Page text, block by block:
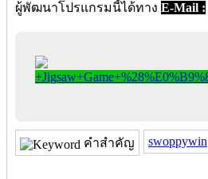
ผู้พัฒนาโปรแกรมนี้ได้ทาง E-Mail :
คำสำคัญ swoppywin